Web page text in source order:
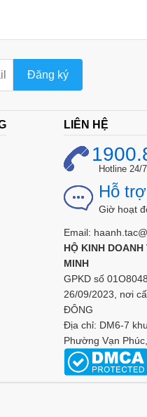
Đăng ký
LIÊN HỆ
Hotline 24/7
Hỗ
Giờ hoạt
Email:
HỘ KINH
MINH
GPKD số
26/09/2023, nơi
ĐÔNG
Địa chỉ: DM6-7
Phường Vạn